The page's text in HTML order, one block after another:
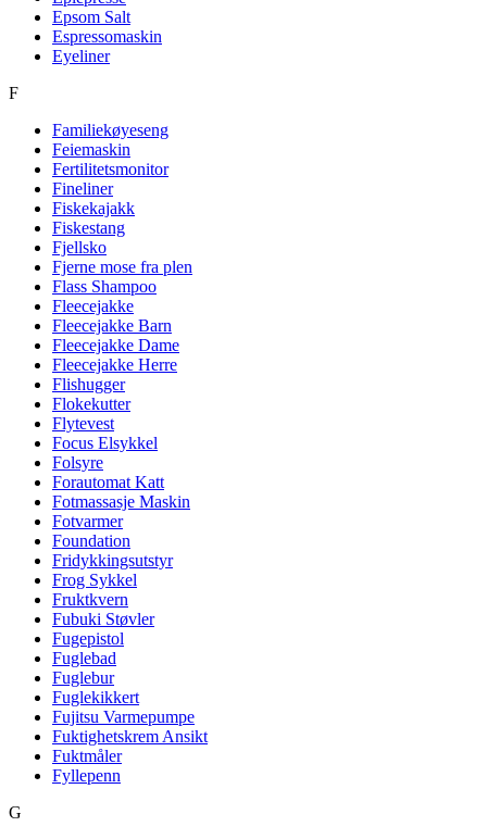
Epsom Salt
Espressomaskin
Eyeliner
F
Familiekøyeseng
Feiemaskin
Fertilitetsmonitor
Fineliner
Fiskekajakk
Fiskestang
Fjellsko
Fjerne mose fra plen
Flass Shampoo
Fleecejakke
Fleecejakke Barn
Fleecejakke Dame
Fleecejakke Herre
Flishugger
Flokekutter
Flytevest
Focus Elsykkel
Folsyre
Forautomat Katt
Fotmassasje Maskin
Fotvarmer
Foundation
Fridykkingsutstyr
Frog Sykkel
Fruktkvern
Fubuki Støvler
Fugepistol
Fuglebad
Fuglebur
Fuglekikkert
Fujitsu Varmepumpe
Fuktighetskrem Ansikt
Fuktmåler
Fyllepenn
G